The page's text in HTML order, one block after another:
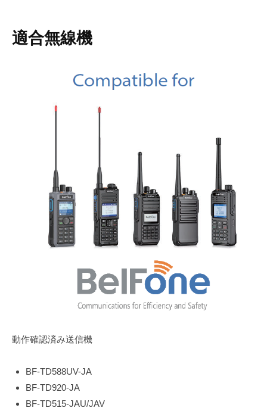
適合無線機
動作確認済み送信機
BF-TD588UV-JA
BF-TD920-JA
BF-TD515-JAU/JAV